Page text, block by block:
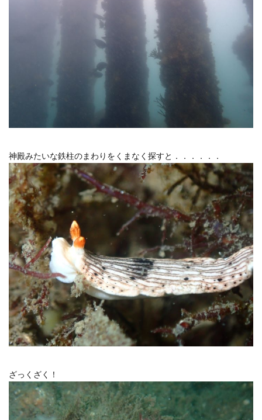
神殿みたいな鉄柱のまわりをくまなく探すと．．．．．．
ざっくざく！